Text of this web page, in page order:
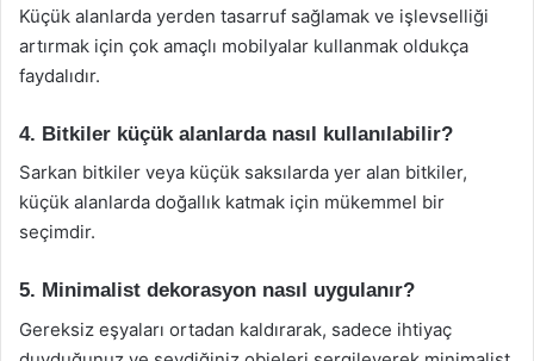
Küçük alanlarda yerden tasarruf sağlamak ve işlevselliği
artırmak için çok amaçlı mobilyalar kullanmak oldukça
faydalıdır.
4. Bitkiler küçük alanlarda nasıl kullanılabilir?
Sarkan bitkiler veya küçük saksılarda yer alan bitkiler,
küçük alanlarda doğallık katmak için mükemmel bir
seçimdir.
5. Minimalist dekorasyon nasıl uygulanır?
Gereksiz eşyaları ortadan kaldırarak, sadece ihtiyaç